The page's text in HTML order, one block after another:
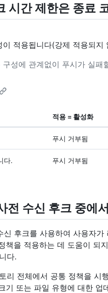
시간 제한은 종료
이 적용됩니다(강제 적용되
구성에 관계없이 푸시가 실패
적용 = 활성화
푸시 거부됨
다. 푸시 거부됨
전 수신 후크 중에
신 후크를 사용하여 사용자
책을 적용하는 데 도움이 되
다.
리 전체에서 공통 정책을 시
기 또는 파일 유형에 대한